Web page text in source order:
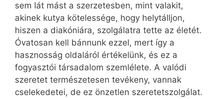
sem lát mást a szerzetesben, mint valakit,
akinek kutya kötelessége, hogy helytálljon,
hiszen a diakóniára, szolgálatra tette az életét.
Óvatosan kell bánnunk ezzel, mert így a
hasznosság oldaláról értékelünk, és ez a
fogyasztói társadalom szemlélete. A valódi
szeretet természetesen tevékeny, vannak
cselekedetei, de ez önzetlen szeretetszolgálat.